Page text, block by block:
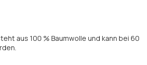
aus 100 % Baumwolle und kann bei 60